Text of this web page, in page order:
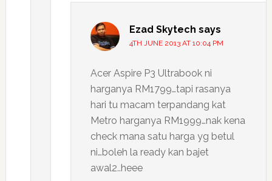
Ezad Skytech says
4TH JUNE 2013 AT 10:04 PM
Acer Aspire P3 Ultrabook ni
harganya RM1799…tapi rasanya
hari tu macam terpandang kat
Metro harganya RM1999…nak kena
check mana satu harga yg betul
ni…boleh la ready kan bajet
awal2..heee